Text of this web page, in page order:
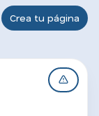
Crea tu página